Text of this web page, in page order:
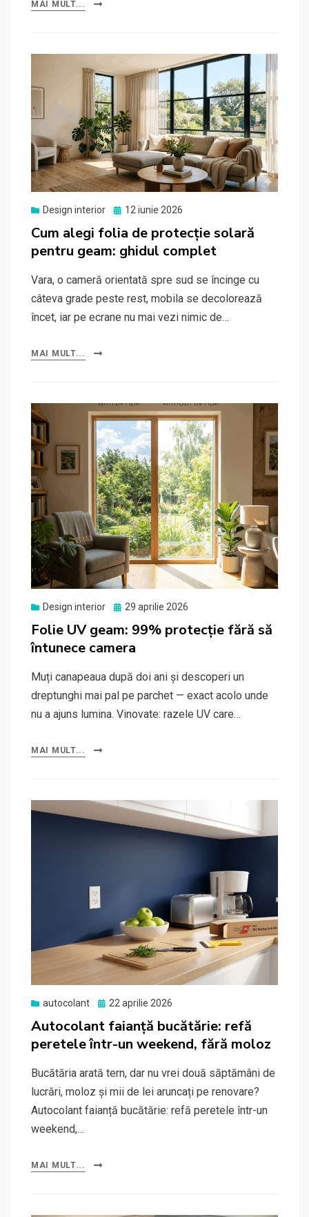
MAI MULT...
Design interior
Posted
12 iunie 2026
Cum alegi folia de protecție solară
pentru geam: ghidul complet
Vara, o cameră orientată spre sud se încinge cu
câteva grade peste rest, mobila se decolorează
încet, iar pe ecrane nu mai vezi nimic de…
MAI MULT...
Design interior
Posted
29 aprilie 2026
Folie UV geam: 99% protecție fără să
întunece camera
Muți canapeaua după doi ani și descoperi un
dreptunghi mai pal pe parchet — exact acolo unde
nu a ajuns lumina. Vinovate: razele UV care…
MAI MULT...
autocolant
Posted
22 aprilie 2026
Autocolant faianță bucătărie: refă
peretele într-un weekend, fără moloz
Bucătăria arată tern, dar nu vrei două săptămâni de
lucrări, moloz și mii de lei aruncați pe renovare?
Autocolant faianță bucătărie: refă peretele într-un
weekend,…
MAI MULT...